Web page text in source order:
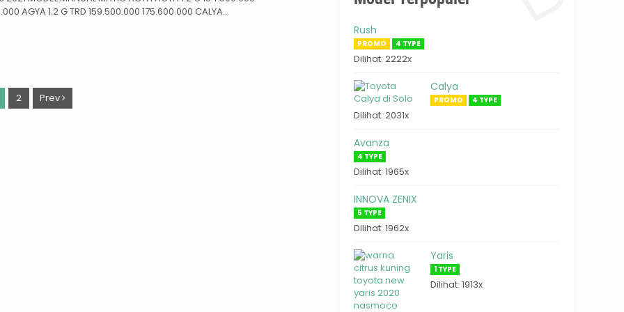
AGYA 1.2 G TRD 159.500.000 175.600.000 CALYA...
2 Prev
Rush
PROMO 4 TYPE
Dilihat: 2222x
Calya
PROMO 4 TYPE
Dilihat: 2031x
Avanza
4 TYPE
Dilihat: 1965x
INNOVA ZENIX
5 TYPE
Dilihat: 1962x
Yaris
1 TYPE
Dilihat: 1913x